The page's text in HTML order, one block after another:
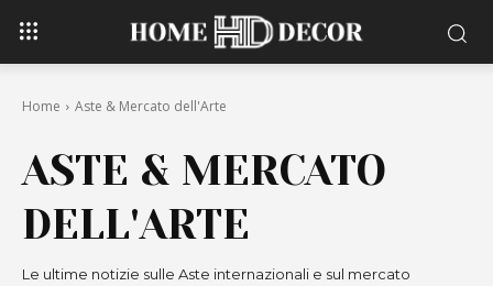
Home Aste & Mercato dell'Arte
ASTE & MERCATO
DELL'ARTE
Le ultime notizie sulle Aste internazionali e sul mercato